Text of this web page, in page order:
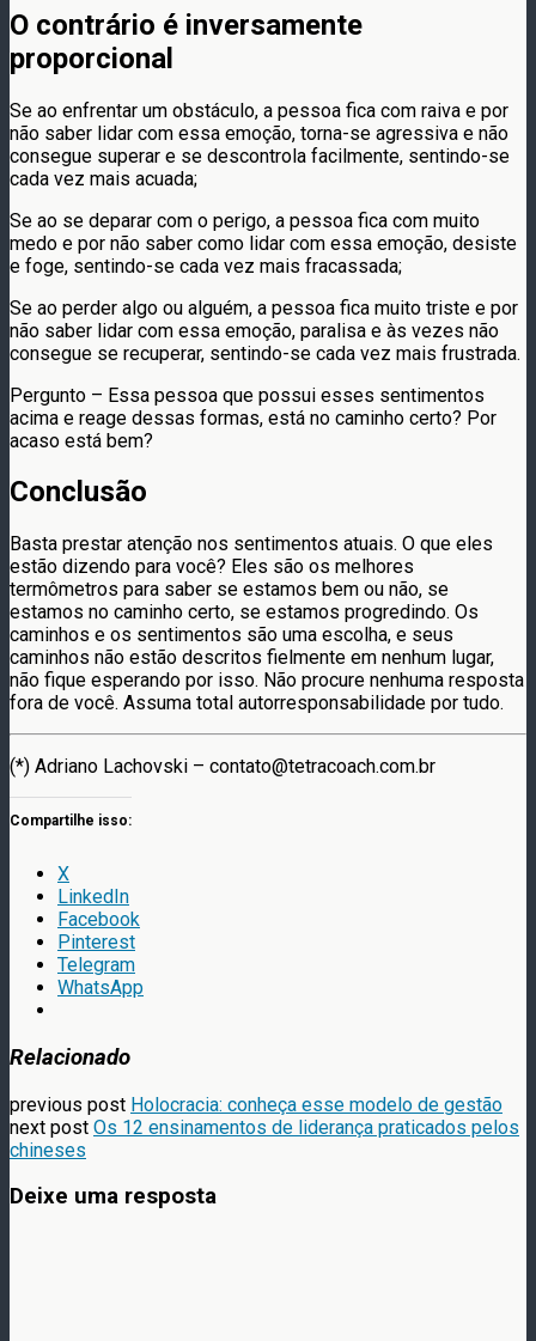
O contrário é inversamente
proporcional
Se ao enfrentar um obstáculo, a pessoa fica com raiva e por
não saber lidar com essa emoção, torna-se agressiva e não
consegue superar e se descontrola facilmente, sentindo-se
cada vez mais acuada;
Se ao se deparar com o perigo, a pessoa fica com muito
medo e por não saber como lidar com essa emoção, desiste
e foge, sentindo-se cada vez mais fracassada;
Se ao perder algo ou alguém, a pessoa fica muito triste e por
não saber lidar com essa emoção, paralisa e às vezes não
consegue se recuperar, sentindo-se cada vez mais frustrada.
Pergunto – Essa pessoa que possui esses sentimentos
acima e reage dessas formas, está no caminho certo? Por
acaso está bem?
Conclusão
Basta prestar atenção nos sentimentos atuais. O que eles
estão dizendo para você? Eles são os melhores
termômetros para saber se estamos bem ou não, se
estamos no caminho certo, se estamos progredindo. Os
caminhos e os sentimentos são uma escolha, e seus
caminhos não estão descritos fielmente em nenhum lugar,
não fique esperando por isso. Não procure nenhuma resposta
fora de você. Assuma total autorresponsabilidade por tudo.
(*) Adriano Lachovski – contato@tetracoach.com.br
Compartilhe isso:
X
LinkedIn
Facebook
Pinterest
Telegram
WhatsApp
Relacionado
previous post Holocracia: conheça esse modelo de gestão
next post Os 12 ensinamentos de liderança praticados pelos
chineses
Deixe uma resposta